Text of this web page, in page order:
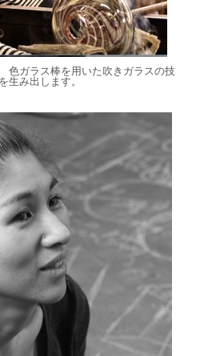
ガラス棒を用いた吹きガラスの技
生み出します。